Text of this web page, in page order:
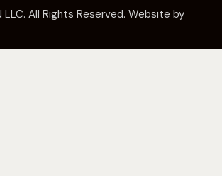
All Rights Reserved. Website by